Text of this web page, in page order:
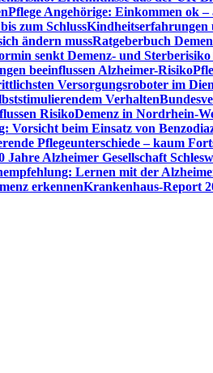
Pflege Angehörige: Einkommen ok –
zum SchlussKindheitserfahrungen
ändern mussRatgeberbuch
senkt Demenz- und
beeinflussen Alzheimer-Risiko
Versorgungsroboter im
Verhalten
RisikoDemenz in Nordrhein-
Vorsicht beim Einsatz von
Pflegeunterschiede – kaum
Jahre Alzheimer Gesellschaft
Lernen mit der
erkennenKrankenhaus-Report